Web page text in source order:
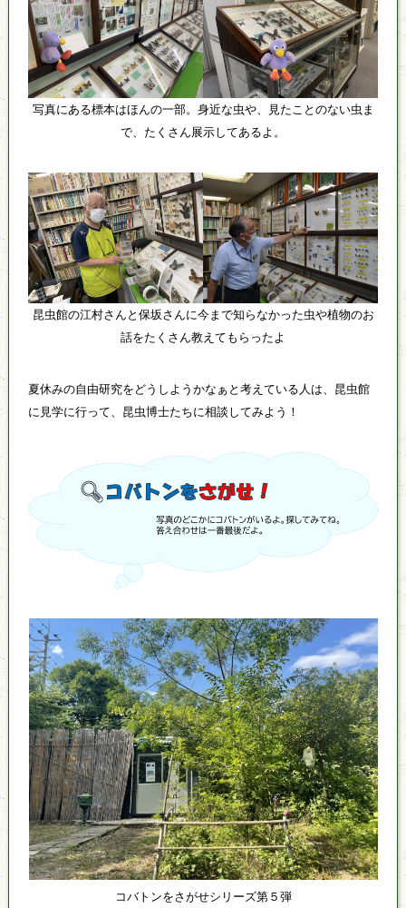
写真にある標本はほんの一部。身近な虫や、見たことのない虫ま
で、たくさん展示してあるよ。
昆虫館の江村さんと保坂さんに今まで知らなかった虫や植物のお
話をたくさん教えてもらったよ
夏休みの自由研究をどうしようかなぁと考えている人は、昆虫館
に見学に行って、昆虫博士たちに相談してみよう！
コバトンをさがせシリーズ第５弾